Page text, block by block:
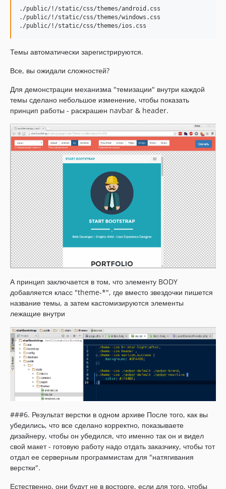
./public/!/static/css/themes/android.css
./public/!/static/css/themes/windows.css
Темы автоматически зарегистрируются.
Все, вы ожидали сложностей?
Для демонстрации механизма "темизации" внутри каждой
темы сделано небольшое изменение, чтобы показать
принцип работы - раскрашен navbar & header.
А принцип заключается в том, что элементу BODY
добавляется класс "theme-*", где вместо звездочки пишется
название темы, а затем кастомизируются элементы
лежащие внутри
###6. Результат верстки в одном архиве После того, как вы
убедились, что все сделано корректно, показываете
дизайнеру, чтобы он убедился, что именно так он и видел
свой макет - готовую работу надо отдать заказчику, чтобы тот
отдал ее серверным программистам для "натягивания
верстки".
Естественно, они будут не в восторге, если для того, чтобы